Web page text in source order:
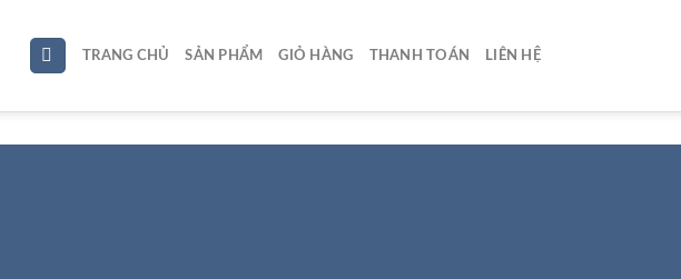
TRANG CHỦ SẢN PHẨM GIỎ HÀNG THANH TOÁN LIÊN HỆ